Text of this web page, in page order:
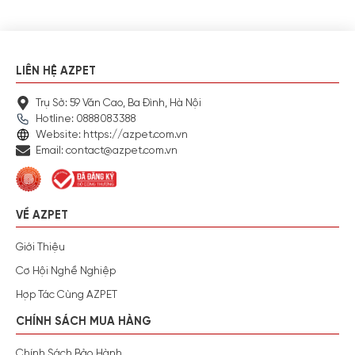
LIÊN HỆ AZPET
Trụ Sở: 59 Văn Cao, Ba Đình, Hà Nội
Hotline: 0888083388
Website: https://azpet.com.vn
Email: contact@azpet.com.vn
VỀ AZPET
Giới Thiệu
Cơ Hội Nghề Nghiệp
Hợp Tác Cùng AZPET
CHÍNH SÁCH MUA HÀNG